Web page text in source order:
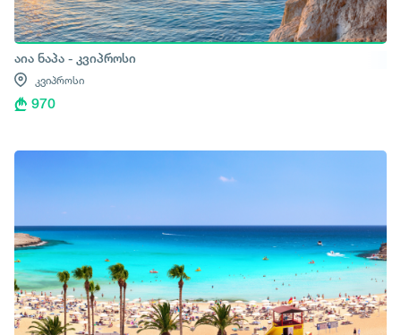
აია ნაპა - კვიპროსი
კვიპროსი
970